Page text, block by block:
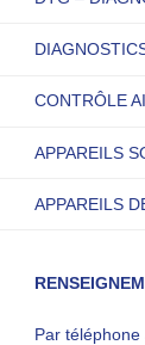
CONTRÔLE
APPAREILS
APPAREILS
Par téléphone